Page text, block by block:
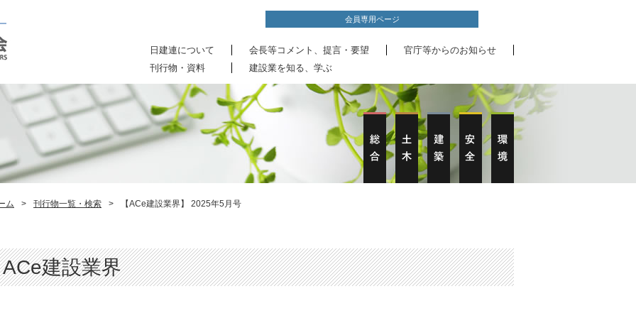
会員専用ページ
日建連について 会長等コメント、提言・要望
官庁等からのお知らせ
刊行物・資料
建設業を知る、学ぶ
ム > 刊行物一覧・検索 > 【ACe建設業界】 2025年5月号
ACe建設業界